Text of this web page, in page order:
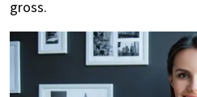
gross.